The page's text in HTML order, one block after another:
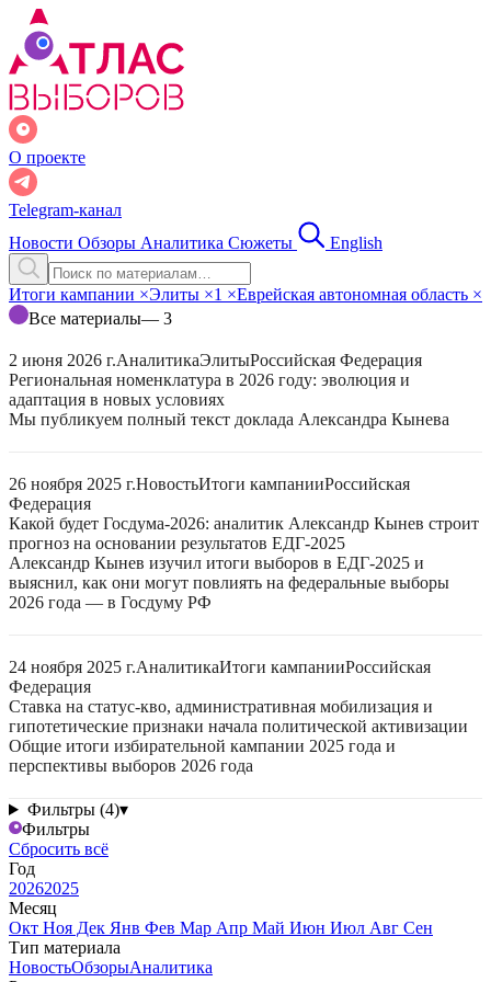
О проекте
Telegram-канал
Новости Обзоры Аналитика Сюжеты English
Итоги кампании ×Элиты ×1 ×Еврейская автономная область ×
Все материалы— 3
2 июня 2026 г.АналитикаЭлитыРоссийская Федерация
Региональная номенклатура в 2026 году: эволюция и
адаптация в новых условиях
Мы публикуем полный текст доклада Александра Кынева
26 ноября 2025 г.НовостьИтоги кампанииРоссийская
Федерация
Какой будет Госдума-2026: аналитик Александр Кынев строит
прогноз на основании результатов ЕДГ-2025
Александр Кынев изучил итоги выборов в ЕДГ-2025 и
выяснил, как они могут повлиять на федеральные выборы
2026 года — в Госдуму РФ
24 ноября 2025 г.АналитикаИтоги кампанииРоссийская
Федерация
Ставка на статус-кво, административная мобилизация и
гипотетические признаки начала политической активизации
Общие итоги избирательной кампании 2025 года и
перспективы выборов 2026 года
Фильтры (4)▾
Фильтры
Сбросить всё
Год
20262025
Месяц
Окт Ноя Дек Янв Фев Мар Апр Май Июн Июл Авг Сен
Тип материала
НовостьОбзорыАналитика